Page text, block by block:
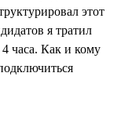
этот
я тратил
часа. Как и кому